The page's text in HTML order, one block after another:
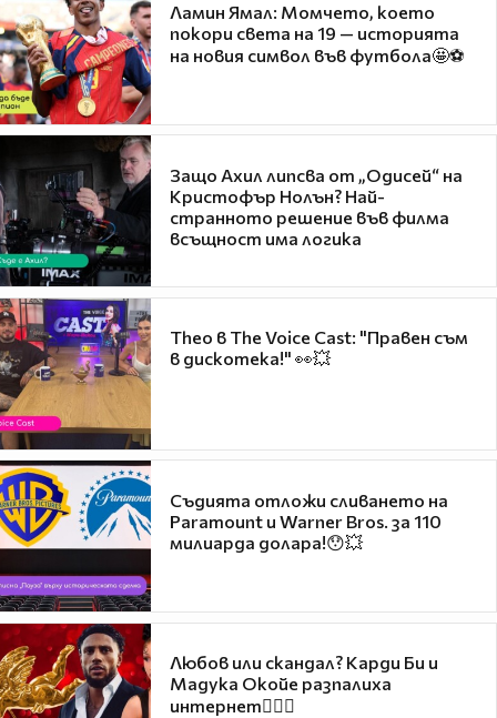
Ламин Ямал: Момчето, което
покори света на 19 — историята
на новия символ във футбола🤩⚽
Защо Ахил липсва от „Одисей“ на
Кристофър Нолън? Най-
странното решение във филма
всъщност има логика
Theo в The Voice Cast: "Правен съм
в дискотека!" 👀💥
Съдията отложи сливането на
Paramount и Warner Bros. за 110
милиарда долара!😯💥
Любов или скандал? Карди Би и
Мадука Окойе разпалиха
интернет❤️‍🔥🔥